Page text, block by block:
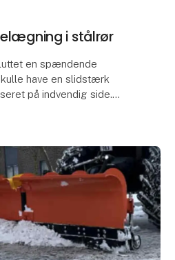
i stålrør
en spændende
have en slidstærk
på indvendig side.